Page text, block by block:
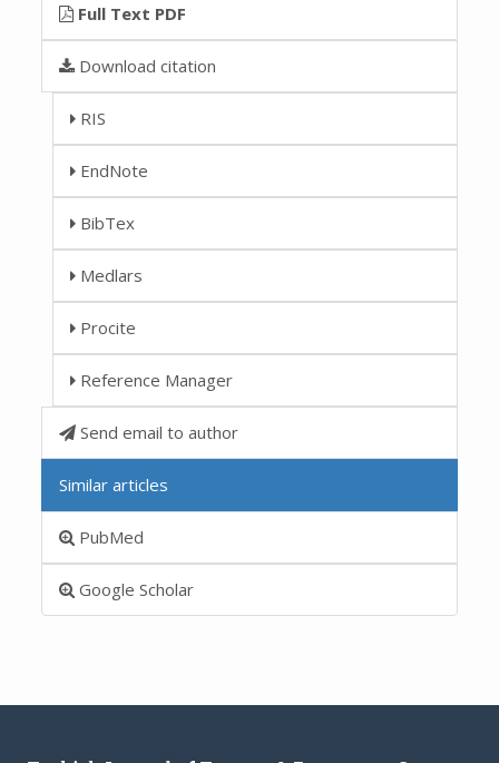
Full Text PDF
Download citation
RIS
EndNote
BibTex
Medlars
Procite
Reference Manager
Send email to author
Similar articles
PubMed
Google Scholar